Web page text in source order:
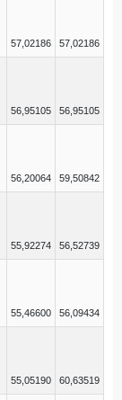
57,02186 57,02186
56,95105 56,95105
56,20064 59,50842
55,92274 56,52739
55,46600 56,09434
55,05190 60,63519